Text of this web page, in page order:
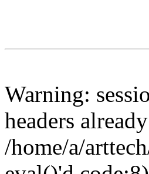
Warning:
headers
/home/a/